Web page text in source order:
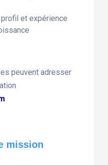
et expérience
peuvent adresser
mission